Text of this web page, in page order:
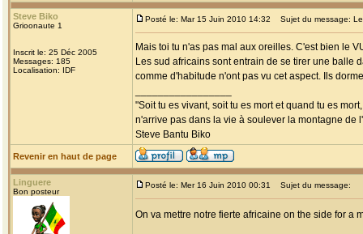
Steve Biko
Grioonaute 1
Inscrit le: 25 Déc 2005
Messages: 185
Localisation: IDF
Posté le: Mar 15 Juin 2010 14:32 Sujet du message:
Mais toi tu n'as pas mal aux oreilles. C'est bien le
Les sud africains sont entrain de se tirer une balle
comme d'habitude n'ont pas vu cet aspect. Ils
"Soit tu es vivant, soit tu es mort et quand tu es
n'arrive pas dans la vie à soulever la montagne de
Steve Bantu Biko
Revenir en haut de page
Linguere
Bon posteur
Posté le: Mer 16 Juin 2010 00:31 Sujet du message:
On va mettre notre fierte africaine on the side for a